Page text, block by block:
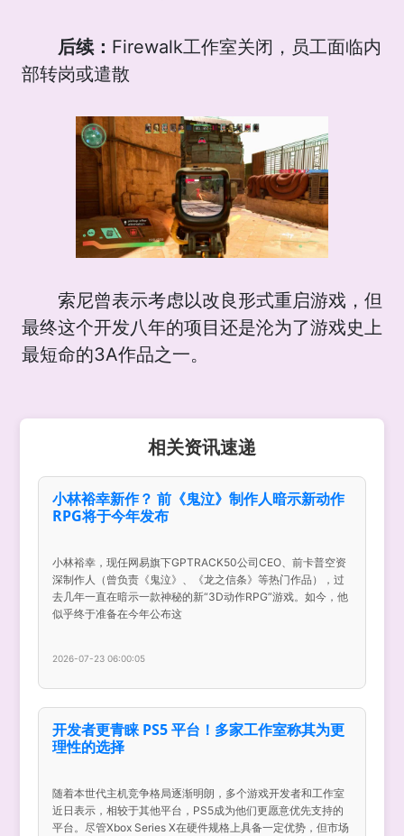
后续： Firewalk工作室关闭，员工面临内
部转岗或遣散
索尼曾表示考虑以改良形式重启游戏，但
最终这个开发八年的项目还是沦为了游戏史上
最短命的3A作品之一。
相关资讯速递
小林裕幸新作？ 前《鬼泣》制作人暗示新动作
RPG将于今年发布
小林裕幸，现任网易旗下GPTRACK50公司CEO、前卡普空资
深制作人（曾负责《鬼泣》、《龙之信条》等热门作品），过
去几年一直在暗示一款神秘的新“3D动作RPG”游戏。如今，他
似乎终于准备在今年公布这
2026-07-23 06:00:05
开发者更青睐 PS5 平台！多家工作室称其为更
理性的选择
随着本世代主机竞争格局逐渐明朗，多个游戏开发者和工作室
近日表示，相较于其他平台，PS5成为他们更愿意优先支持的
平台。尽管Xbox Series X在硬件规格上具备一定优势，但市场